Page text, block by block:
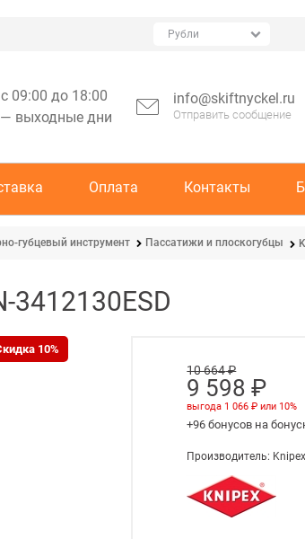
09:00 до 18:00
— выходные дни
info@skiftnyckel.ru
Отправить сообщение
Оплата Контакты
губцевый инструмент Пассатижи и плоскогубцы
3412130ESD
10%
10 664 ₽
9 598 ₽
выгода 1 066 ₽ или 10%
+96 бонусов на
Производитель: Knipex